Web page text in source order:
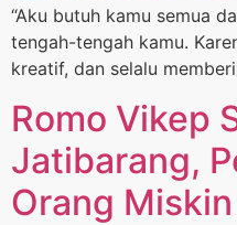
“Aku butuh kamu semua
tengah-tengah kamu.
kreatif, dan selalu
Romo Vikep
Jatibarang,
Orang